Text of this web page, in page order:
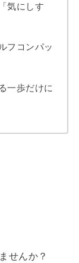
気にしす
フコンパッ
一歩だけに
せんか？